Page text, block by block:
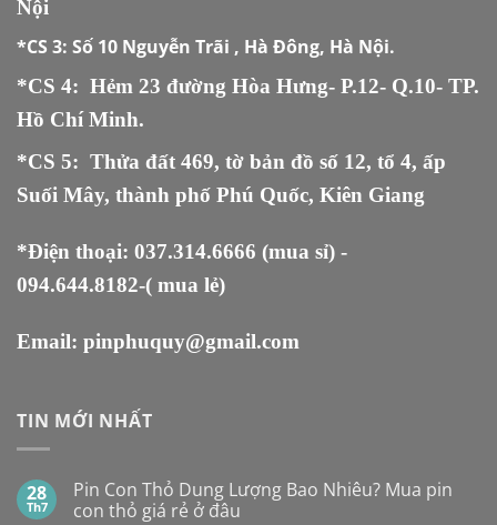
Nội
*CS 3: Số 10 Nguyễn Trãi , Hà Đông, Hà Nội.
*CS 4: Hẻm 23 đường Hòa Hưng- P.12- Q.10- TP.
Hồ Chí Minh.
*CS 5: Thửa đất 469, tờ bản đồ số 12, tổ 4, ấp
Suối Mây, thành phố Phú Quốc, Kiên Giang
*Điện thoại: 037.314.6666 (mua sỉ) -
094.644.8182-( mua lẻ)
Email: pinphuquy@gmail.com
TIN MỚI NHẤT
28
Th7
Pin Con Thỏ Dung Lượng Bao Nhiêu? Mua pin
con thỏ giá rẻ ở đâu